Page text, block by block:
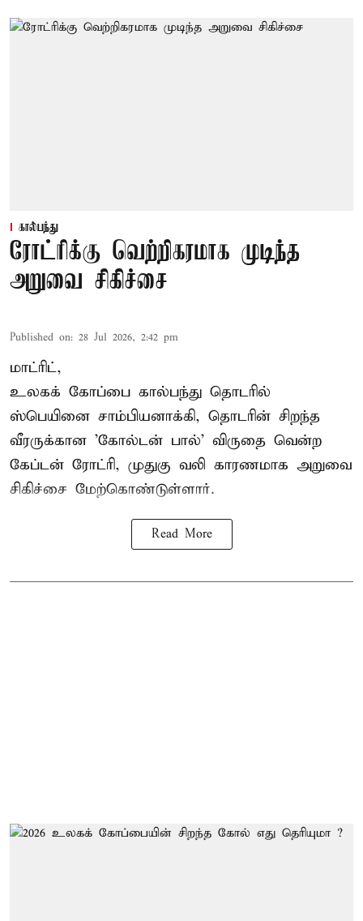
கால்பந்து
ரோட்ரிக்கு வெற்றிகரமாக முடிந்த
அறுவை சிகிச்சை
Published on: 28 Jul 2026, 2:42 pm
மாட்ரிட்,
உலகக் கோப்பை கால்பந்து தொடரில்
ஸ்பெயினை சாம்பியனாக்கி, தொடரின் சிறந்த
வீரருக்கான 'கோல்டன் பால்' விருதை வென்ற
கேப்டன் ரோட்ரி, முதுகு வலி காரணமாக அறுவை
சிகிச்சை மேற்கொண்டுள்ளார்.
Read More